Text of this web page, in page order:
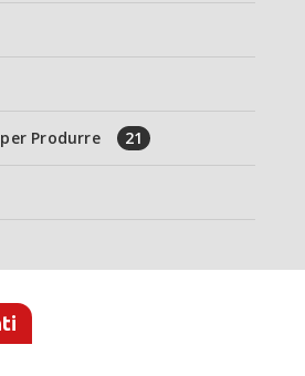
Produrre 21